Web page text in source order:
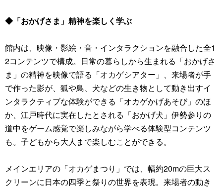
◆「おかげさま」精神を楽しく学ぶ
館内は、映像・影絵・音・インタラクションを融合した全1
2コンテンツで構成。日常の暮らしから生まれる「おかげさ
ま」の精神を映像で語る「オカゲシアター」、来場者が手
で作った影が、狐や鳥、犬などの生き物として動き出すイ
ンタラクティブな体験ができる「オカゲかげあそび」のほ
か、江戸時代に実在したとされる「おかげ犬」伊勢参りの
道中をゲーム感覚で楽しみながら学べる体験型コンテンツ
も。子どもから大人まで楽しむことができる。
メインエリアの「オカゲまつり」では、幅約20mの巨大ス
クリーンに日本の四季と祭りの世界を表現。来場者の動き